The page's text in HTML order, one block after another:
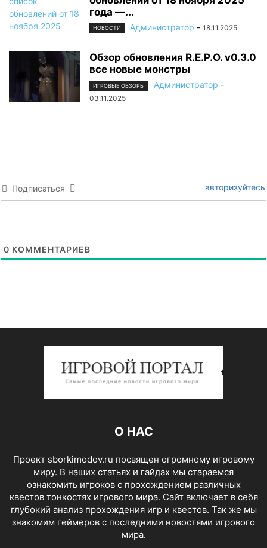
года —...
НОВОСТИ Администратор - 18.11.2025
Обзор обновления R.E.P.O. v0.3.0
все новые монстры
ИГРОВЫЕ ОБЗОРЫ Администратор -
03.11.2025
Подписаться авторизуйтесь
0 КОММЕНТАРИЕВ
О НАС
Проект sborkimodov.ru посвящен огромному игровому
миру. В наших статьях и гайдах мы стараемся
ознакомить игроков с прохождением различных
квестов тонкостях игрового мира. Сайт включает в себя
глубокий анализ прохождения игр и квестов. Так же мы
знакомим геймеров с последними новостями игрового
мира.